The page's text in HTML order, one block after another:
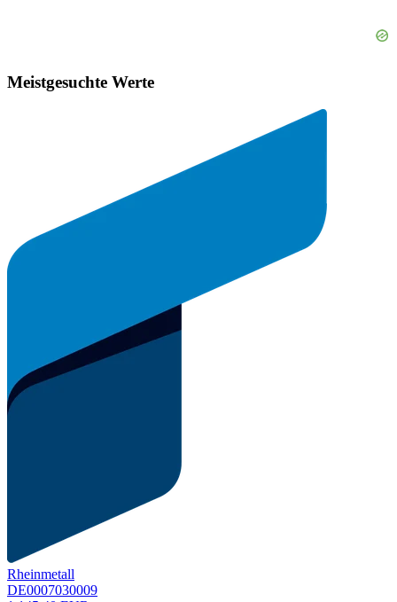
Meistgesuchte Werte
Rheinmetall
DE0007030009